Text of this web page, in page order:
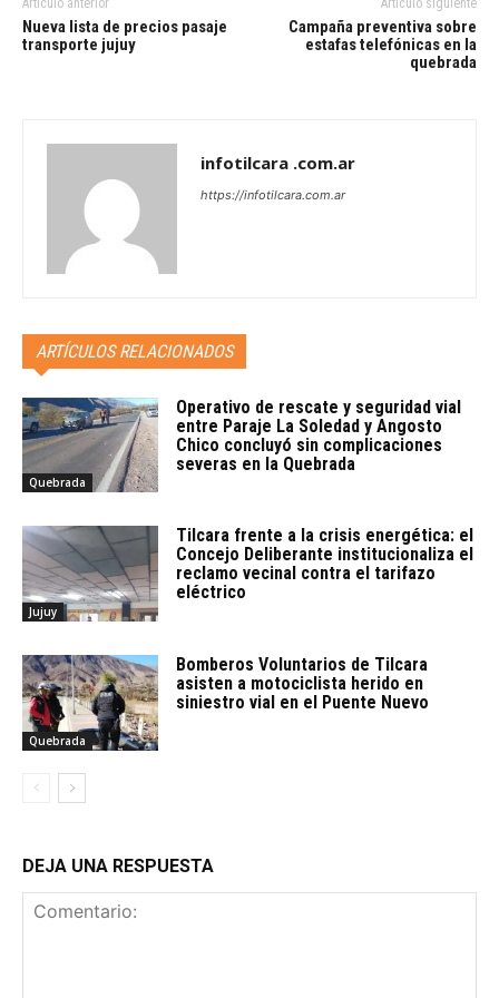
Nueva lista de precios pasaje
transporte jujuy
Campaña preventiva sobre
estafas telefónicas en la
quebrada
infotilcara .com.ar
https://infotilcara.com.ar
ARTÍCULOS RELACIONADOS
Quebrada
Operativo de rescate y seguridad vial
entre Paraje La Soledad y Angosto
Chico concluyó sin complicaciones
severas en la Quebrada
Jujuy
Tilcara frente a la crisis energética: el
Concejo Deliberante institucionaliza el
reclamo vecinal contra el tarifazo
eléctrico
Quebrada
Bomberos Voluntarios de Tilcara
asisten a motociclista herido en
siniestro vial en el Puente Nuevo
DEJA UNA RESPUESTA